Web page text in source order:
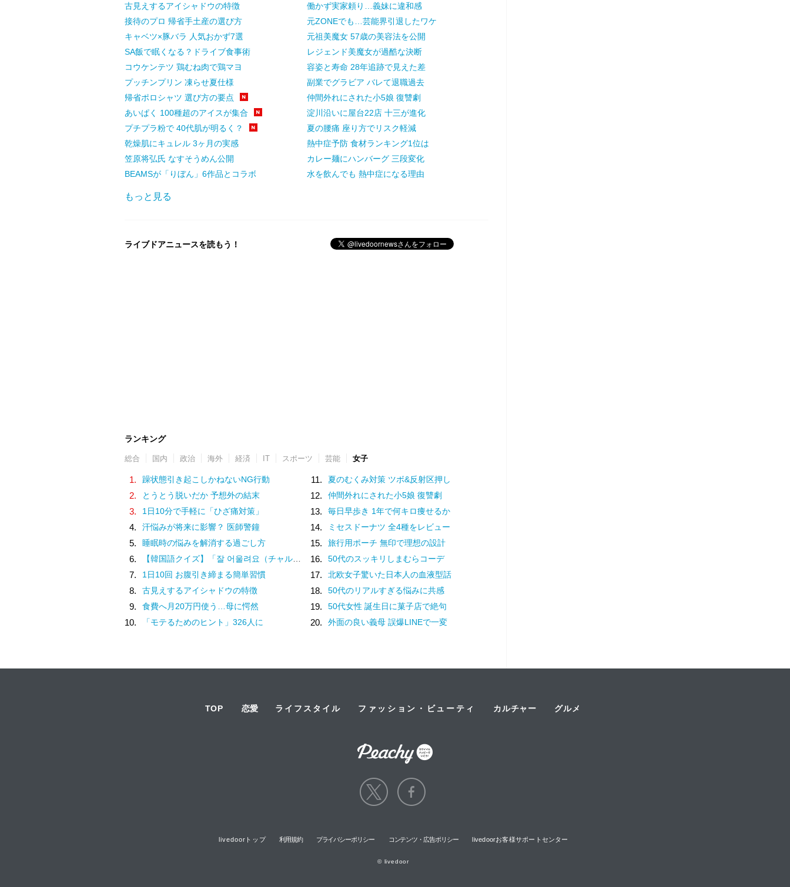
古見えするアイシャドウの特徴
接待のプロ 帰省手土産の選び方
キャベツ×豚バラ 人気おかず7選
SA飯で眠くなる？ドライブ食事術
コウケンテツ 鶏むね肉で鶏マヨ
プッチンプリン 凍らせ夏仕様
帰省ポロシャツ 選び方の要点
あいぱく 100種超のアイスが集合
プチプラ粉で 40代肌が明るく？
乾燥肌にキュレル 3ヶ月の実感
笠原将弘氏 なすそうめん公開
BEAMSが「りぼん」6作品とコラボ
働かず実家頼り…義妹に違和感
元ZONEでも…芸能界引退したワケ
元祖美魔女 57歳の美容法を公開
レジェンド美魔女が過酷な決断
容姿と寿命 28年追跡で見えた差
副業でグラビア バレて退職過去
仲間外れにされた小5娘 復讐劇
淀川沿いに屋台22店 十三が進化
夏の腰痛 座り方でリスク軽減
熱中症予防 食材ランキング1位は
カレー麺にハンバーグ 三段変化
水を飲んでも 熱中症になる理由
もっと見る
ライブドアニュースを読もう！
ランキング
総合 国内 政治 海外 経済 IT スポーツ 芸能 女子
1. 躁状態引き起こしかねないNG行動
2. とうとう脱いだか 予想外の結末
3. 1日10分で手軽に「ひざ痛対策」
4. 汗悩みが将来に影響？ 医師警鐘
5. 睡眠時の悩みを解消する過ごし方
6. 【韓国語クイズ】「잘 어울려요（チャル オウルリョヨ）」の意味は？褒め言葉です♡
7. 1日10回 お腹引き締まる簡単習慣
8. 古見えするアイシャドウの特徴
9. 食費へ月20万円使う…母に愕然
10. 「モテるためのヒント」326人に
11. 夏のむくみ対策 ツボ&反射区押し
12. 仲間外れにされた小5娘 復讐劇
13. 毎日早歩き 1年で何キロ痩せるか
14. ミセスドーナツ 全4種をレビュー
15. 旅行用ポーチ 無印で理想の設計
16. 50代のスッキリしまむらコーデ
17. 北欧女子驚いた日本人の血液型話
18. 50代のリアルすぎる悩みに共感
19. 50代女性 誕生日に菓子店で絶句
20. 外面の良い義母 誤爆LINEで一変
TOP 恋愛 ライフスタイル ファッション・ビューティ カルチャー グルメ
livedoorトップ 利用規約 プライバシーポリシー コンテンツ・広告ポリシー livedoorお客様サポートセンター
© livedoor